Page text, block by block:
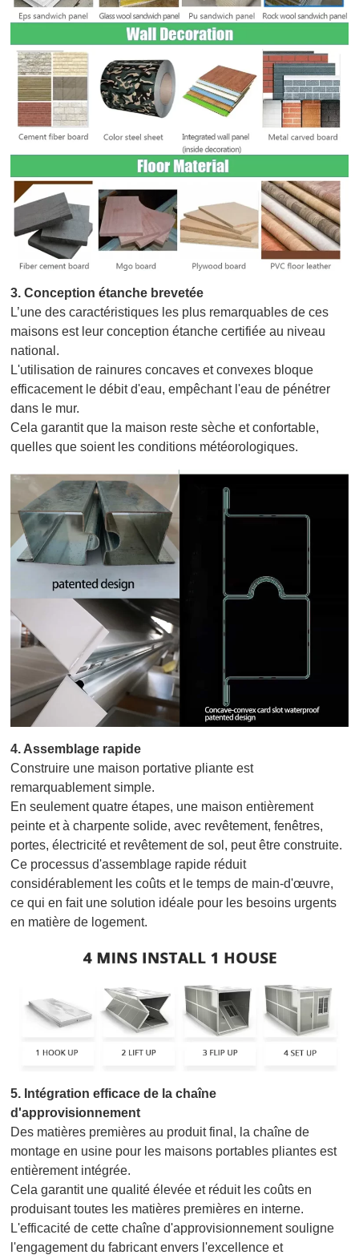
3.Conception étanche brevetée
L’une des caractéristiques les plus remarquables de ces
maisons est leur conception étanche certifiée au niveau
national.
L'utilisation de rainures concaves et convexes bloque
efficacement le débit d'eau, empêchant l'eau de pénétrer
dans le mur.
Cela garantit que la maison reste sèche et confortable,
quelles que soient les conditions météorologiques.
4. Assemblage rapide
Construire une maison portative pliante est
remarquablement simple.
En seulement quatre étapes, une maison entièrement
peinte et à charpente solide, avec revêtement, fenêtres,
portes, électricité et revêtement de sol, peut être construite.
Ce processus d'assemblage rapide réduit
considérablement les coûts et le temps de main-d'œuvre,
ce qui en fait une solution idéale pour les besoins urgents
en matière de logement.
5. Intégration efficace de la chaîne
d'approvisionnement
Des matières premières au produit final, la chaîne de
montage en usine pour les maisons portables pliantes est
entièrement intégrée.
Cela garantit une qualité élevée et réduit les coûts en
produisant toutes les matières premières en interne.
L'efficacité de cette chaîne d'approvisionnement souligne
l'engagement du fabricant envers l'excellence et